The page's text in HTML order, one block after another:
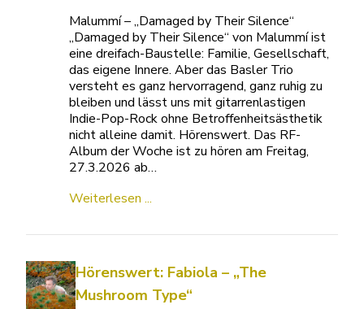
Malummí – „Damaged by Their Silence“
„Damaged by Their Silence“ von Malummí ist
eine dreifach-Baustelle: Familie, Gesellschaft,
das eigene Innere. Aber das Basler Trio
versteht es ganz hervorragend, ganz ruhig zu
bleiben und lässt uns mit gitarrenlastigen
Indie-Pop-Rock ohne Betroffenheitsästhetik
nicht alleine damit. Hörenswert. Das RF-
Album der Woche ist zu hören am Freitag,
27.3.2026 ab…
Weiterlesen ...
Hörenswert: Fabiola – „The
Mushroom Type“